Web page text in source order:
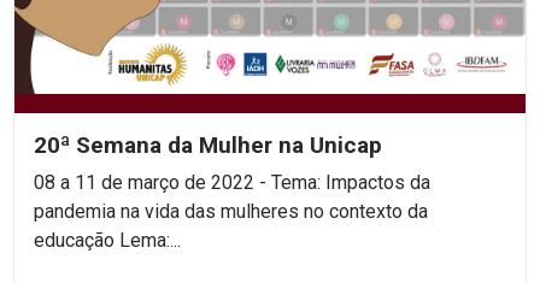
20ª Semana da Mulher na Unicap
08 a 11 de março de 2022 - Tema: Impactos da
pandemia na vida das mulheres no contexto da
educação Lema:...